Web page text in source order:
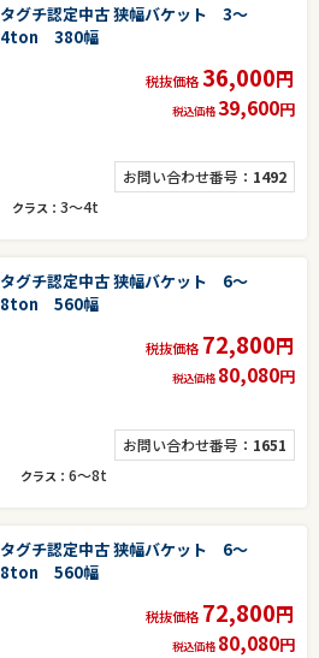
タグチ認定中古 狭幅バケット 3～
4ton 380幅
税抜価格36,000円
税込価格39,600円
お問い合わせ番号： 1492
クラス 3～4t
タグチ認定中古 狭幅バケット 6～
8ton 560幅
税抜価格 72,800円
税込価格 80,080円
お問い合わせ番号： 1651
クラス 6～8t
タグチ認定中古 狭幅バケット 6～
8ton 560幅
税抜価格 72,800円
税込価格 80,080円